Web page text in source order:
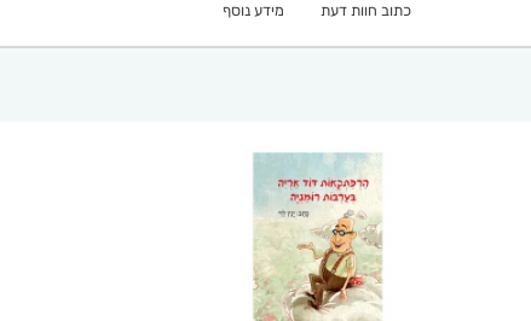
כתוב חוות דעת
מידע נוסף